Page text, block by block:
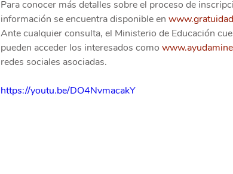
Para conocer más detalles sobre el proceso de
información se encuentra disponible en
Ante cualquier consulta, el Ministerio de Educación
pueden acceder los interesados como
redes sociales asociadas.
https://youtu.be/DO4NvmacakY